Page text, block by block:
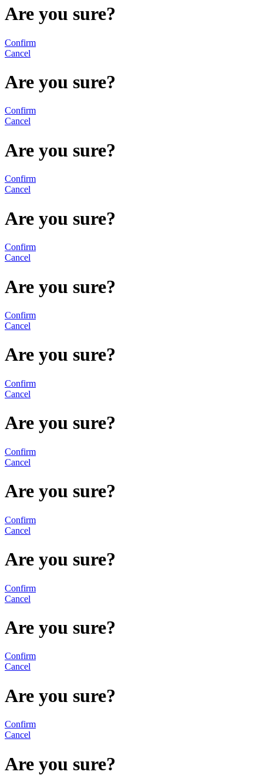
Are you sure?
Confirm
Cancel
Are you sure?
Confirm
Cancel
Are you sure?
Confirm
Cancel
Are you sure?
Confirm
Cancel
Are you sure?
Confirm
Cancel
Are you sure?
Confirm
Cancel
Are you sure?
Confirm
Cancel
Are you sure?
Confirm
Cancel
Are you sure?
Confirm
Cancel
Are you sure?
Confirm
Cancel
Are you sure?
Confirm
Cancel
Are you sure?